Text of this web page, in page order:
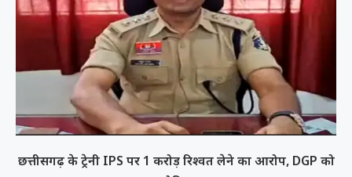
छत्तीसगढ़ के ट्रेनी IPS पर 1 करोड़ रिश्वत लेने का आरोप, DGP को